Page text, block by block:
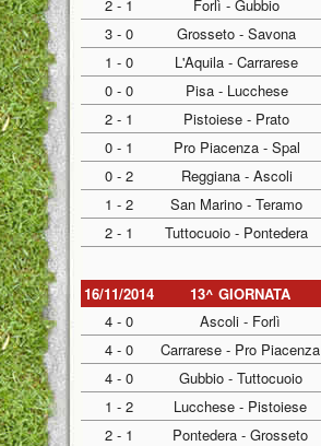
2 - 1
Forlì - Gubbio
3 - 0
Grosseto - Savona
1 - 0
L'Aquila - Carrarese
0 - 0
Pisa - Lucchese
2 - 1
Pistoiese - Prato
0 - 1
Pro Piacenza - Spal
0 - 2
Reggiana - Ascoli
1 - 2
San Marino - Teramo
2 - 1
Tuttocuoio - Pontedera
16/11/2014 13^ GIORNATA
4 - 0
Ascoli - Forlì
4 - 0
Carrarese - Pro Piacenza
4 - 0
Gubbio - Tuttocuoio
1 - 2
Lucchese - Pistoiese
2 - 1
Pontedera - Grosseto